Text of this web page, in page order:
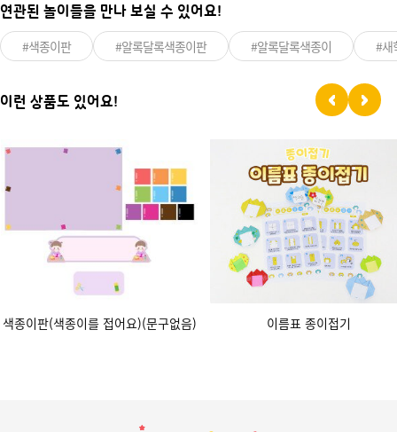
연관된 놀이들을 만나 보실 수 있어요!
#색종이판 #알록달록색종이판 #알록달록색종이 #새
이런 상품도 있어요!
색종이판(색종이를 접어요)(문구없음) 이름표 종이접기